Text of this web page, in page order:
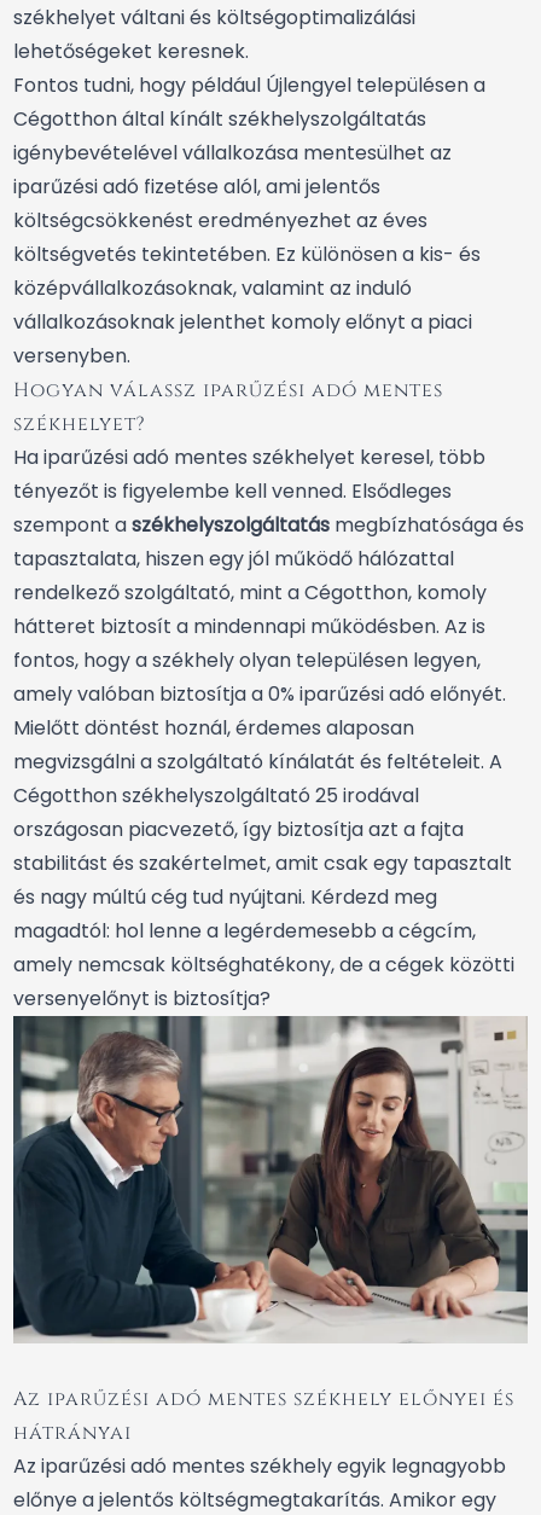
székhelyet váltani és költségoptimalizálási
lehetőségeket keresnek.
Fontos tudni, hogy például Újlengyel településen a
Cégotthon által kínált székhelyszolgáltatás
igénybevételével vállalkozása mentesülhet az
iparűzési adó fizetése alól, ami jelentős
költségcsökkenést eredményezhet az éves
költségvetés tekintetében. Ez különösen a kis- és
középvállalkozásoknak, valamint az induló
vállalkozásoknak jelenthet komoly előnyt a piaci
versenyben.
Hogyan válassz iparűzési adó mentes
székhelyet?
Ha iparűzési adó mentes székhelyet keresel, több
tényezőt is figyelembe kell venned. Elsődleges
szempont aszékhelyszolgáltatás megbízhatósága és
tapasztalata, hiszen egy jól működő hálózattal
rendelkező szolgáltató, mint a Cégotthon, komoly
hátteret biztosít a mindennapi működésben. Az is
fontos, hogy a székhely olyan településen legyen,
amely valóban biztosítja a 0% iparűzési adó előnyét.
Mielőtt döntést hoznál, érdemes alaposan
megvizsgálni a szolgáltató kínálatát és feltételeit. A
Cégotthon székhelyszolgáltató 25 irodával
országosan piacvezető, így biztosítja azt a fajta
stabilitást és szakértelmet, amit csak egy tapasztalt
és nagy múltú cég tud nyújtani. Kérdezd meg
magadtól: hol lenne a legérdemesebb a cégcím,
amely nemcsak költséghatékony, de a cégek közötti
versenyelőnyt is biztosítja?
Az iparűzési adó mentes székhely előnyei és
hátrányai
Az iparűzési adó mentes székhely egyik legnagyobb
előnye a jelentős költségmegtakarítás. Amikor egy